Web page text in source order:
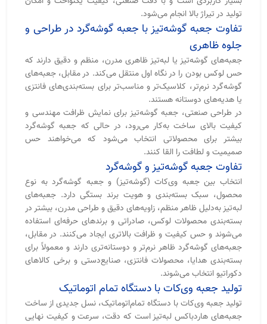
محصول، سبک بسته‌بندی و هویت برند بستگی دارد. جعبه‌های
لبه‌تیز به‌دلیل ظاهر منظم، زاویه‌های دقیق و طراحی مدرن، بیشتر در
بسته‌بندی محصولات لوکس، صادراتی و برندهای حرفه‌ای استفاده
می‌شوند و حس کیفیت و ظرافت بالاتری ایجاد می‌کنند. در مقابل،
جعبه‌های گوشه‌گرد ظاهر نرم‌تر و دوستانه‌تری دارند و معمولاً برای
بسته‌بندی هدایا، محصولات فانتزی، صنایع‌دستی و برخی کالاهای
دکوراتیو انتخاب می‌شوند.
تولید جعبه وی‌کات با دستگاه تمام اتوماتیک
تولید جعبه وی‌کات با دستگاه تمام‌اتوماتیک، نسل جدیدی از ساخت
جعبه‌های هاردباکس لبه‌تیز است که دقت، سرعت و کیفیت نهایی
را به‌صورت چشمگیری افزایش می‌دهد. در این روش، برش‌های
زاویه‌دار (V-Cut) توسط دستگاه‌های صنعتی و با تنظیمات کاملاً
دقیق انجام می‌شود تا تمامی گوشه‌ها به‌صورت یکنواخت، تیز و
بدون شکستگی شکل بگیرند. استفاده از خط تولید اتوماتیک باعث
می‌شود خطای انسانی کاهش پیدا کند و تمامی جعبه‌ها حتی در
تیراژ بالا، کیفیتی یکسان و حرفه‌ای داشته باشند.
در تولید اتوماتیک جعبه وی‌کات، شیت‌های مقوای سخت پس از
برش دقیق، وارد مرحله تا و مونتاژ می‌شوند و سپس با روکش‌های
مختلف مانند گلاسه، لمینت مات و براق، پارچه‌ای یا چرمی پوشش
داده می‌شوند. این فرآیند علاوه بر افزایش سرعت تولید، ظاهری
بسیار تمیز و مدرن ایجاد می‌کند که در بسته‌بندی برندهای لوکس و
صادراتی اهمیت بالایی دارد.